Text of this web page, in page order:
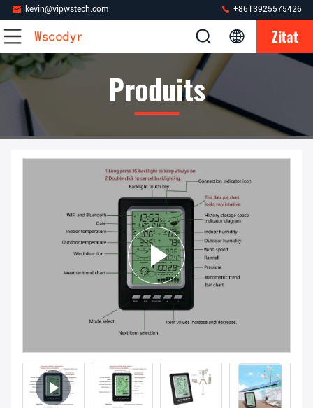
kevin@vipwstech.com +8613925575426
Zitat
Produits